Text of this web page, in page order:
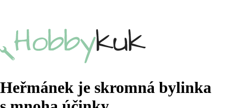
Heřmánek je skromná bylinka